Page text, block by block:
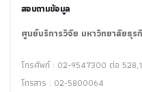
สอบถามข้อมูล
ศูนย์บริการวิจัย มหาวิทยาลัยธุ
โทรศัพท์ : 02-9547300 ต่อ
โทรสาร : 02-5800064